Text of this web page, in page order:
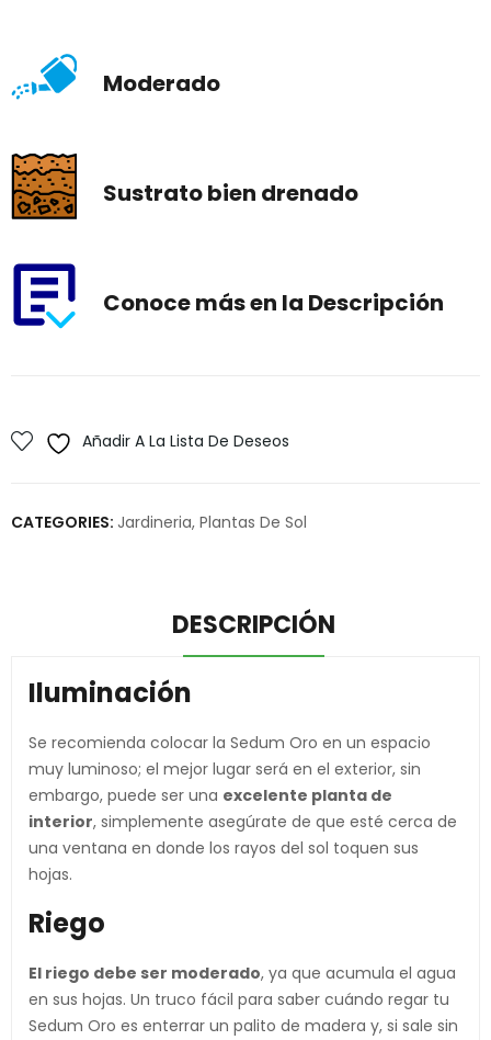
Moderado
Sustrato bien drenado
Conoce más en la Descripción
Añadir A La Lista De Deseos
CATEGORIES: Jardineria, Plantas De Sol
DESCRIPCIÓN
Iluminación
Se recomienda colocar la Sedum Oro en un espacio
muy luminoso; el mejor lugar será en el exterior, sin
embargo, puede ser una excelente planta de
interior, simplemente asegúrate de que esté cerca de
una ventana en donde los rayos del sol toquen sus
hojas.
Riego
El riego debe ser moderado, ya que acumula el agua
en sus hojas. Un truco fácil para saber cuándo regar tu
Sedum Oro es enterrar un palito de madera y, si sale sin